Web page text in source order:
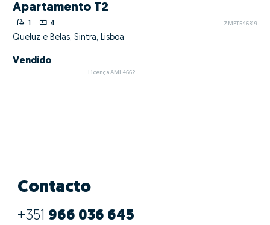
Apartamento T2
1 4 ZMPT546819
Queluz e Belas, Sintra, Lisboa
Vendido
Licença AMI 4662
Contacto
+351 966 036 645